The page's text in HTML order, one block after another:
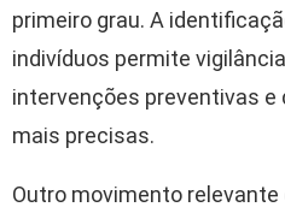
primeiro grau. A
indivíduos permite
intervenções preventivas
mais precisas.
Outro movimento